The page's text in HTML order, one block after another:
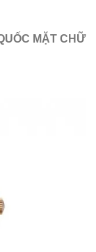
MẶT CHỮ